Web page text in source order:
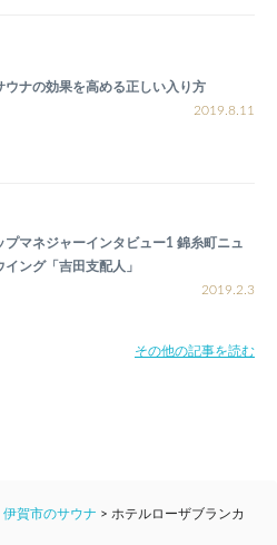
ウナの効果を高める正しい入り方
2019.8.11
プマネジャーインタビュー1 錦糸町ニュ
イング「吉田支配人」
2019.2.3
その他の記事を読む
伊賀市のサウナ > ホテルローザブランカ